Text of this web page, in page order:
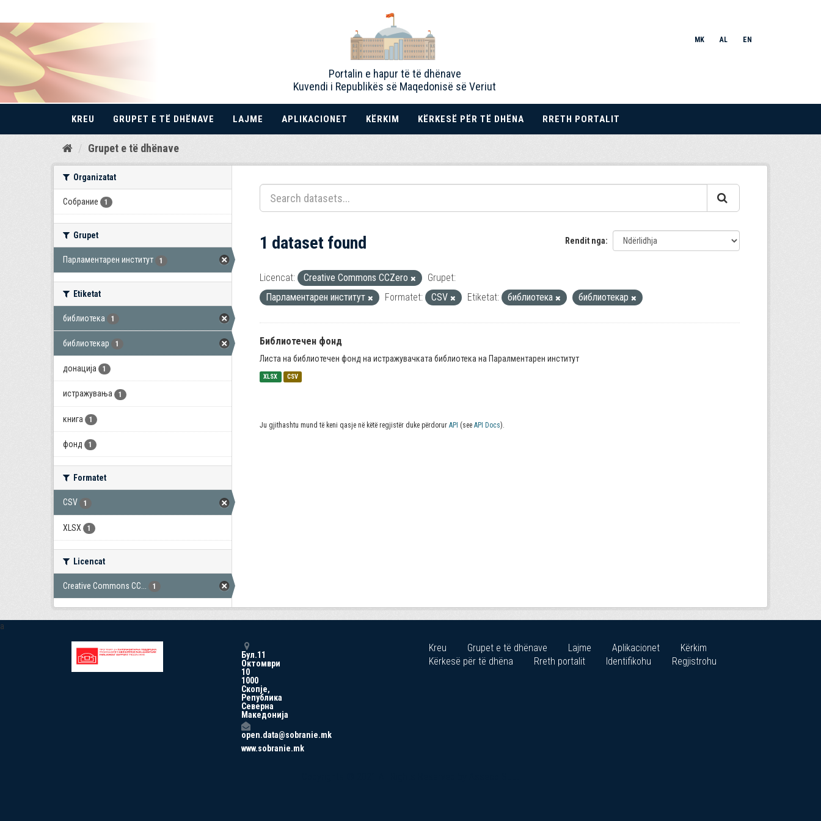
Kalo
Portalin e hapur të të dhënave
Kuvendi i Republikës së Maqedonisë së Veriut
MK AL EN
KREU GRUPET E TË DHËNAVE LAJME APLIKACIONET KËRKIM KËRKESË PËR TË DHËNA RRETH PORTALIT
Grupet e të dhënave
Organizatat
Собрание 1
Grupet
Парламентарен институт 1
Etiketat
библиотека 1
библиотекар 1
донација 1
истражувања 1
книга 1
фонд 1
Formatet
CSV 1
XLSX 1
Licencat
Creative Commons CC... 1
Rendit nga
1 dataset found
Licencat: Creative Commons CCZero
Grupet:
Парламентарен институт
Formatet: CSV Etiketat: библиотека библиотекар
Библиотечен фонд
Листа на библиотечен фонд на истражувачката библиотека на Паралментарен институт
XLSX CSV
Ju gjithashtu mund të keni qasje në këtë regjistër duke përdorur API (see API Docs).
a
Бул.11
Октомври
10
1000
Скопје,
Република
Северна
Македонија
open.data@sobranie.mk
www.sobranie.mk
Kreu Grupet e të dhënave Lajme Aplikacionet
Kërkim
Kërkesë për të dhëna
Rreth portalit Identifikohu Regjistrohu